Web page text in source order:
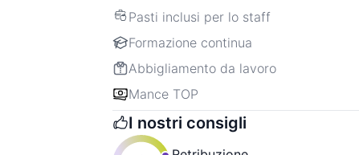
Pasti inclusi per lo staff
Formazione continua
Abbigliamento da lavoro
Mance TOP
I nostri consigli